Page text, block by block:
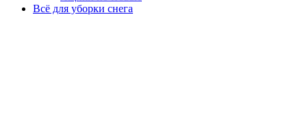
Всё для уборки снега